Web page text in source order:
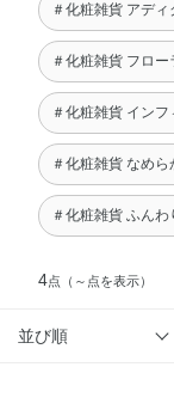
＃化粧雑貨 アディ
＃化粧雑貨 フロ
＃化粧雑貨 インフ
＃化粧雑貨 なめら
＃化粧雑貨 ふんわ
4点 （～点を表示）
並び順